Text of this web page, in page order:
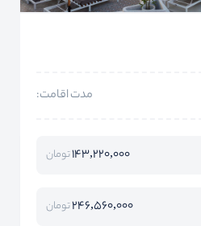
مدت اقامت:
143,220,000تومان
246,560,000تومان